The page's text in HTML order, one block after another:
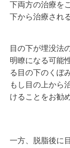
下両方の治療を
下から治療され
目の下が埋没法
明瞭になる可能
る目の下のくぼ
もし目の上から
けることをお勧
一方、脱脂後に